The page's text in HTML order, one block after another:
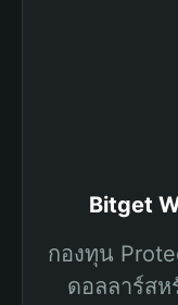
Bitget
กองทุน
ดอลลาร์ส